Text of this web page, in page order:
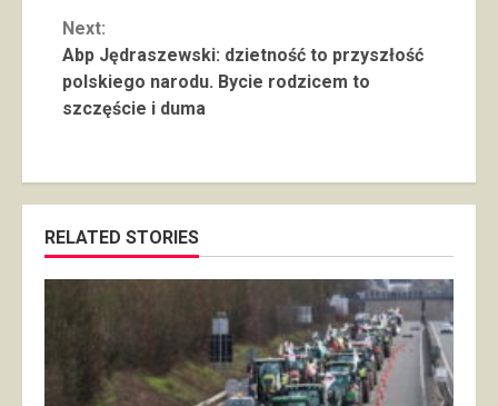
Next:
Abp Jędraszewski: dzietność to przyszłość
polskiego narodu. Bycie rodzicem to
szczęście i duma
RELATED STORIES